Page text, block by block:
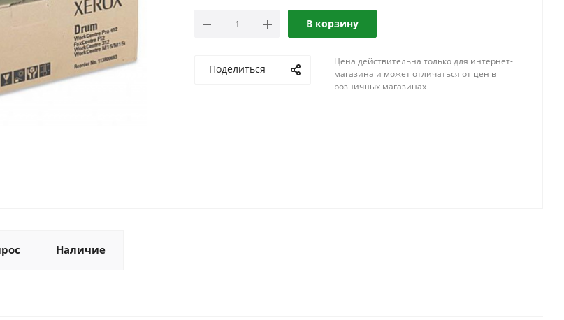
В корзину
Поделиться
Цена действительна только для интернет-
магазина и может отличаться от цен в
розничных магазинах
Наличие